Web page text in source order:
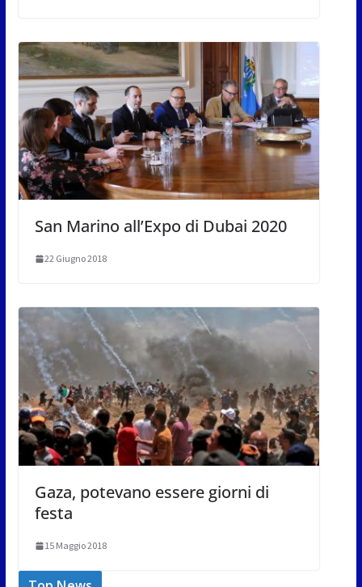
San Marino all’Expo di Dubai 2020
22 Giugno 2018
Gaza, potevano essere giorni di
festa
15 Maggio 2018